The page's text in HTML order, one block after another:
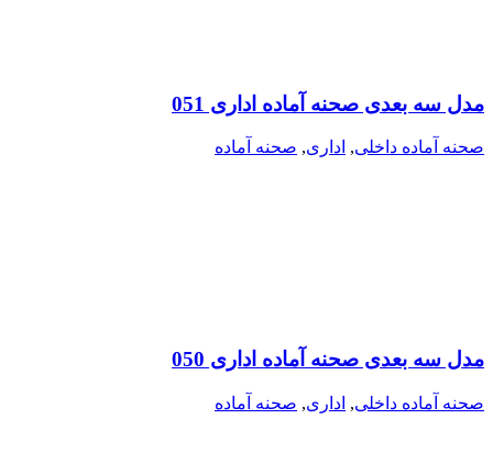
مدل سه بعدی صحنه آماده اداری 051
صحنه آماده داخلی, اداری, صحنه آماده
مدل سه بعدی صحنه آماده اداری 050
صحنه آماده داخلی, اداری, صحنه آماده